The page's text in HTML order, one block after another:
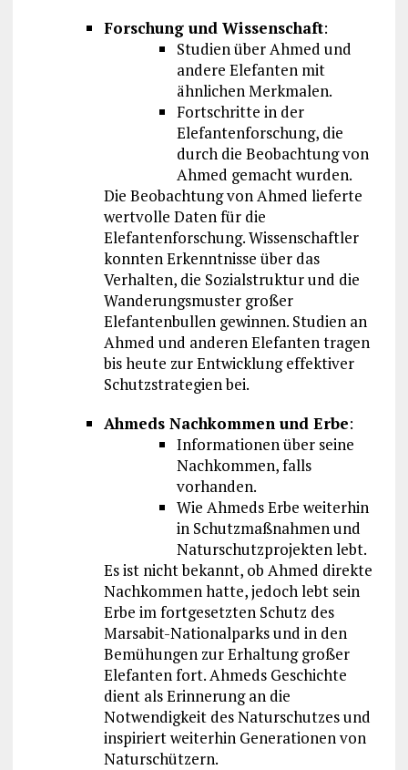
Forschung und Wissenschaft:
Studien über Ahmed und
andere Elefanten mit
ähnlichen Merkmalen.
Fortschritte in der
Elefantenforschung, die
durch die Beobachtung von
Ahmed gemacht wurden.
Die Beobachtung von Ahmed lieferte
wertvolle Daten für die
Elefantenforschung. Wissenschaftler
konnten Erkenntnisse über das
Verhalten, die Sozialstruktur und die
Wanderungsmuster großer
Elefantenbullen gewinnen. Studien an
Ahmed und anderen Elefanten tragen
bis heute zur Entwicklung effektiver
Schutzstrategien bei.
Ahmeds Nachkommen und Erbe:
Informationen über seine
Nachkommen, falls
vorhanden.
Wie Ahmeds Erbe weiterhin
in Schutzmaßnahmen und
Naturschutzprojekten lebt.
Es ist nicht bekannt, ob Ahmed direkte
Nachkommen hatte, jedoch lebt sein
Erbe im fortgesetzten Schutz des
Marsabit-Nationalparks und in den
Bemühungen zur Erhaltung großer
Elefanten fort. Ahmeds Geschichte
dient als Erinnerung an die
Notwendigkeit des Naturschutzes und
inspiriert weiterhin Generationen von
Naturschützern.